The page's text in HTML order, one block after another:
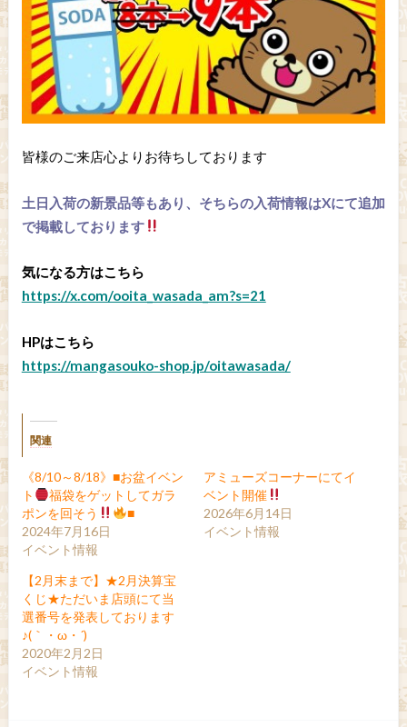
皆様のご来店心よりお待ちしております
土日入荷の新景品等もあり、そちらの入荷情報はXにて追加
で掲載しております
気になる方はこちら
https://x.com/ooita_wasada_am?s=21
HPはこちら
https://mangasouko-shop.jp/oitawasada/
関連
《8/10～8/18》■お盆イベン
ト
福袋をゲットしてガラ
ポンを回そう
■
2024年7月16日
イベント情報
アミューズコーナーにてイ
ベント開催
2026年6月14日
イベント情報
【2月末まで】★2月決算宝
くじ★ただいま店頭にて当
選番号を発表しております
♪(｀・ω・´)ゞ
2020年2月2日
イベント情報